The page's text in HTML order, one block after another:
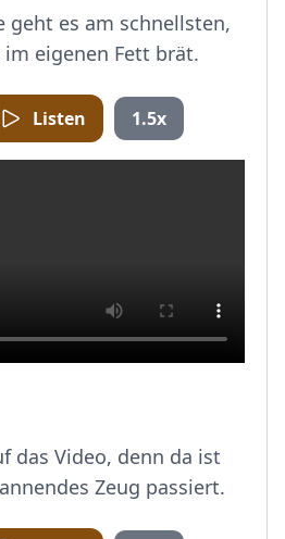
geht es am schnellsten,
im eigenen Fett brät.
Listen 1.5x
das Video, denn da ist
Zeug passiert.